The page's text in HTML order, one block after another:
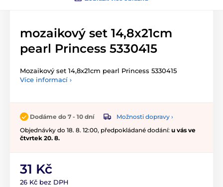
mozaikový set 14,8x21cm
pearl Princess 5330415
Mozaikový set 14,8x21cm pearl Princess 5330415
Více informací ›
Dodáme do 7 - 10 dní
Možnosti dopravy ›
Objednávky do 18. 8. 12:00, předpokládané dodání: u vás ve
čtvrtek 20. 8.
31 Kč
26 Kč bez DPH